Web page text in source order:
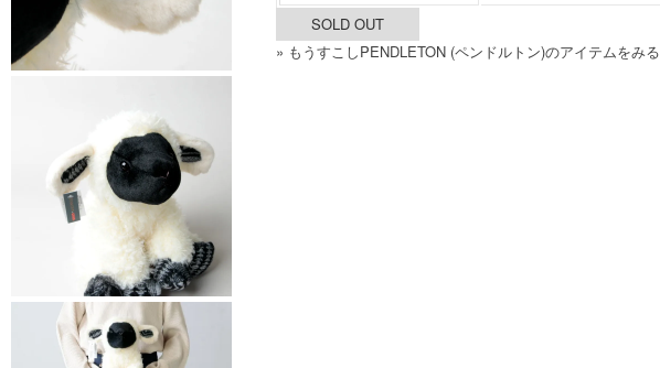
SOLD OUT
» もうすこしPENDLETON (ペンドルトン)のアイテムをみる